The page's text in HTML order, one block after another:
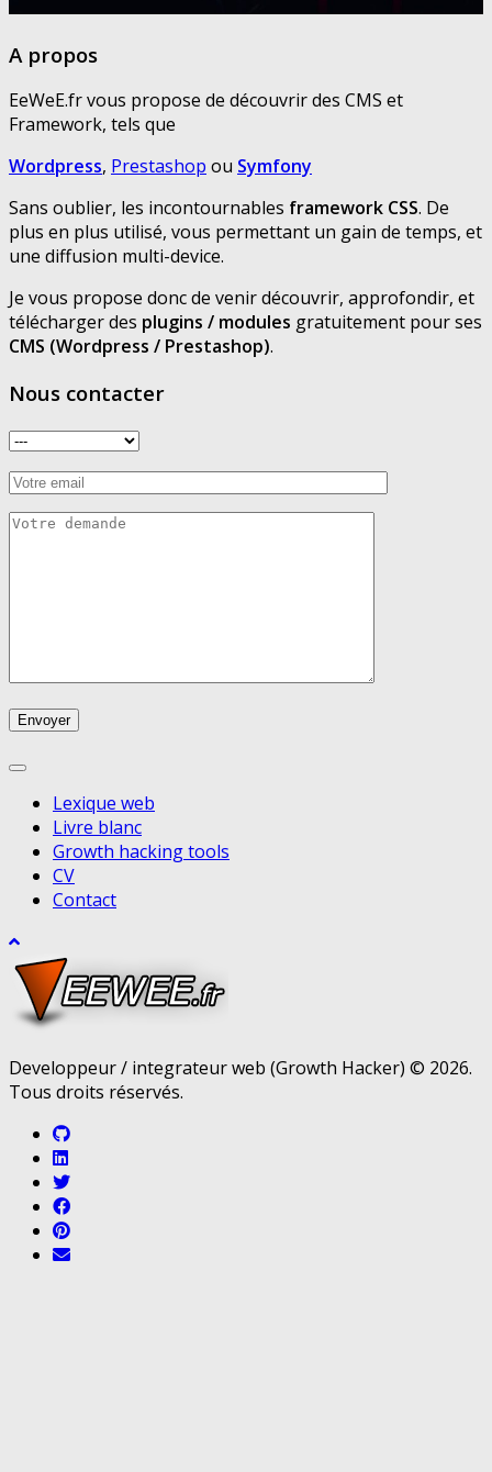
A propos
EeWeE.fr vous propose de découvrir des CMS et
Framework, tels que
Wordpress, Prestashop ou Symfony
Sans oublier, les incontournables framework CSS. De
plus en plus utilisé, vous permettant un gain de temps, et
une diffusion multi-device.
Je vous propose donc de venir découvrir, approfondir, et
télécharger des plugins / modules gratuitement pour ses
CMS (Wordpress / Prestashop).
Nous contacter
Lexique web
Livre blanc
Growth hacking tools
CV
Contact
Developpeur / integrateur web (Growth Hacker) © 2026.
Tous droits réservés.